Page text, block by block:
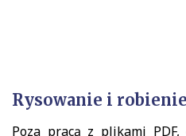
Rysowanie i
Poza pracą z plikami PDF,